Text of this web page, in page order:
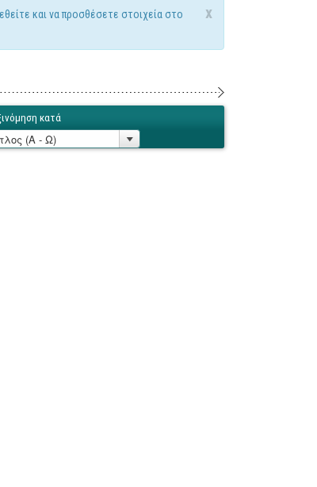
x
και να προσθέσετε στοιχεία στο
κατά